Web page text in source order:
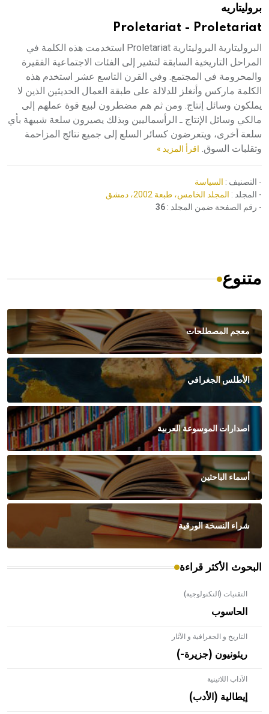
بروليتاريه
Proletariat - Proletariat
البروليتارية البروليتارية Proletariat استخدمت هذه الكلمة في
المراحل التاريخية السابقة لتشير إلى الفئات الاجتماعية الفقيرة
والمحرومة في المجتمع. وفي القرن التاسع عشر استخدم هذه
الكلمة ماركس وأنغلز للدلالة على طبقة العمال الحديثين الذين لا
يملكون وسائل إنتاج. ومن ثم هم مضطرون لبيع قوة عملهم إلى
مالكي وسائل الإنتاج ـ الرأسماليين وبذلك يصيرون سلعة شبيهة بأي
سلعة أخرى، ويتعرضون كسائر السلع إلى جميع نتائج المزاحمة
وتقلبات السوق. اقرأ المزيد »
- التصنيف : السياسة
- المجلد : المجلد الخامس، طبعة 2002، دمشق
- رقم الصفحة ضمن المجلد : 36
متنوع
معجم المصطلحات
الأطلس الجغرافي
اصدارات الموسوعة العربية
أسماء الباحثين
شراء النسخة الورقية
البحوث الأكثر قراءة
التقنيات (التكنولوجية)
الحاسوب
التاريخ و الجغرافية و الآثار
ريئونيون (جزيرة-)
الآداب اللاتينية
إيطالية (الأدب)